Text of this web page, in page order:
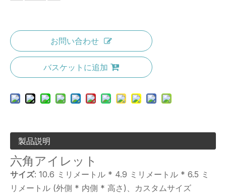
お問い合わせ
バスケットに追加
製品説明
六角アイレット
サイズ: 10.6 ミリメートル * 4.9 ミリメートル * 6.5 ミ
リメートル (外側 * 内側 * 高さ)、カスタムサイズ